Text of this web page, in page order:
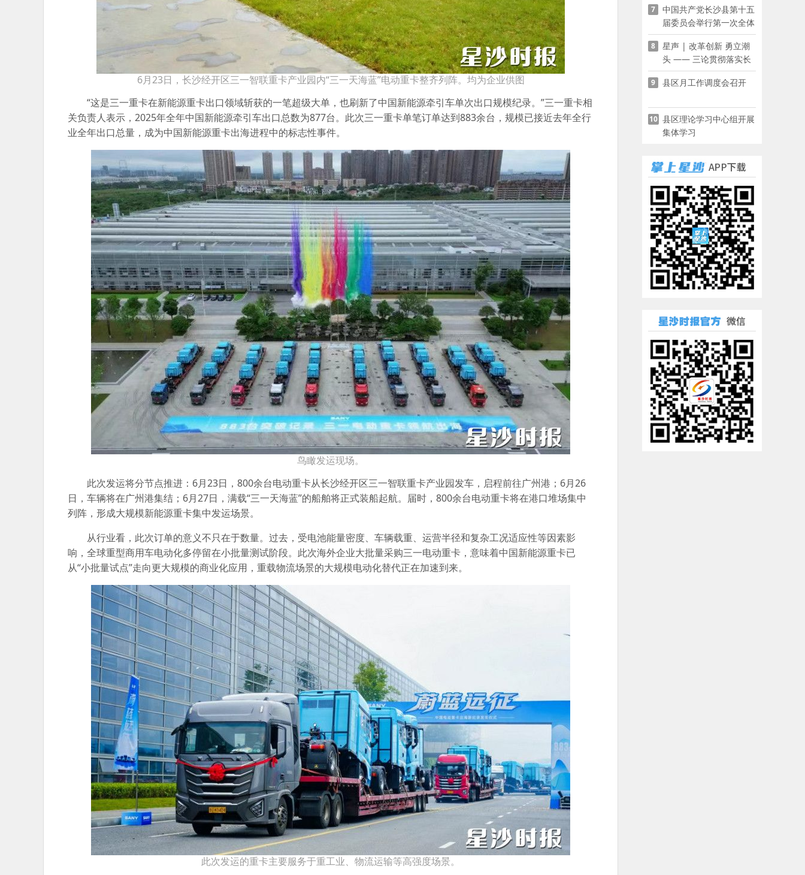
6月23日，长沙经开区三一智联重卡产业园内“三一天海蓝”电动重卡整齐列阵。均为企业供图
“这是三一重卡在新能源重卡出口领域斩获的一笔超级大单，也刷新了中国新能源牵引车单次出口规模纪录。”三一重卡相
关负责人表示，2025年全年中国新能源牵引车出口总数为877台。此次三一重卡单笔订单达到883余台，规模已接近去年全行
业全年出口总量，成为中国新能源重卡出海进程中的标志性事件。
鸟瞰发运现场。
此次发运将分节点推进：6月23日，800余台电动重卡从长沙经开区三一智联重卡产业园发车，启程前往广州港；6月26
日，车辆将在广州港集结；6月27日，满载“三一天海蓝”的船舶将正式装船起航。届时，800余台电动重卡将在港口堆场集中
列阵，形成大规模新能源重卡集中发运场景。
从行业看，此次订单的意义不只在于数量。过去，受电池能量密度、车辆载重、运营半径和复杂工况适应性等因素影
响，全球重型商用车电动化多停留在小批量测试阶段。此次海外企业大批量采购三一电动重卡，意味着中国新能源重卡已
从“小批量试点”走向更大规模的商业化应用，重载物流场景的大规模电动化替代正在加速到来。
此次发运的重卡主要服务于重工业、物流运输等高强度场景。
7
中国共产党长沙县第十五
届委员会举行第一次全体
会议
8
星声 | 改革创新 勇立潮
头 —— 三论贯彻落实长
沙县第十五次党代会精神
9 县区月工作调度会召开
10 县区理论学习中心组开展
集体学习